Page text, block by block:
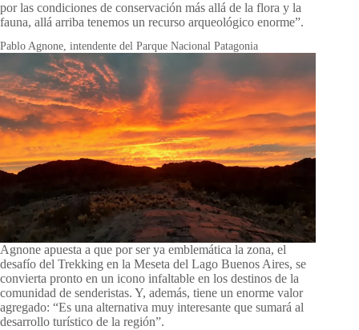
por las condiciones de conservación más allá de la flora y la
fauna, allá arriba tenemos un recurso arqueológico enorme”.
Pablo Agnone, intendente del Parque Nacional Patagonia
Agnone apuesta a que por ser ya emblemática la zona, el
desafío del Trekking en la Meseta del Lago Buenos Aires, se
convierta pronto en un icono infaltable en los destinos de la
comunidad de senderistas. Y, además, tiene un enorme valor
agregado: “Es una alternativa muy interesante que sumará al
desarrollo turístico de la región”.